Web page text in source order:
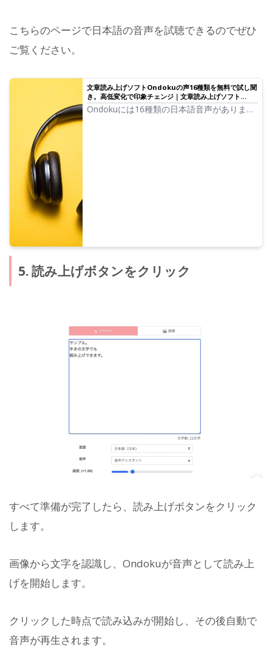
こちらのページで日本語の音声を試聴できるのでぜひ
ご覧ください。
文章読み上げソフトOndokuの声16種類を無料で試し聞
き。高低変化で印象チェンジ｜文章読み上げソフト
Ondoku
Ondokuには16種類の日本語音声がありま
5. 読み上げボタンをクリック
すべて準備が完了したら、読み上げボタンをクリック
します。
画像から文字を認識し、Ondokuが音声として読み上
げを開始します。
クリックした時点で読み込みが開始し、その後自動で
音声が再生されます。